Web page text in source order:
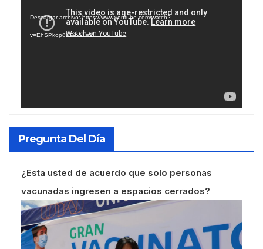
vídeo
Descargar archivo: https://www.youtube.com/watch?
v=EhSPkop8KPY&_=1
Pregunta Del Día
¿Esta usted de acuerdo que solo personas
vacunadas ingresen a espacios cerrados?